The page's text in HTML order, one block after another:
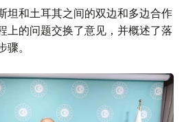
坦和土耳其之间的双边和多边合作
上的问题交换了意见，并概述了落
。